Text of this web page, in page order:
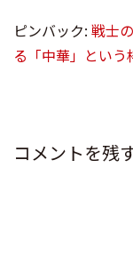
ピンバック: 戦士
る「中華」とい
コメントを残